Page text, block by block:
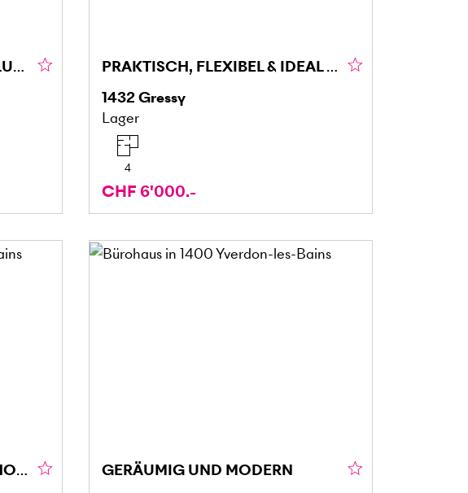
GERÄUMIG, LICHTDURCHFLUTET UND MODERN
PRAKTISCH, FLEXIBEL & IDEAL GELEGEN
1432Gressy
Lager
4
CHF 6'000.-
ZENTRALE STADTLAGE MIT HOHER SICHTBARKEIT
GERÄUMIG UND MODERN